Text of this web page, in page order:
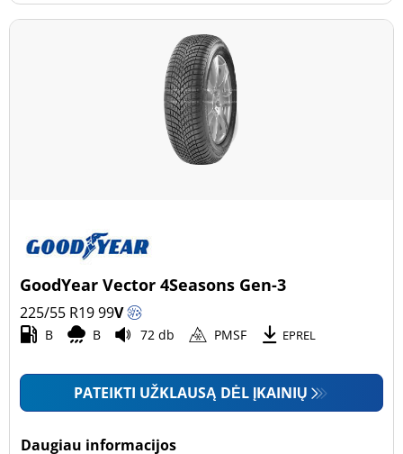
GoodYear Vector 4Seasons Gen-3
225/55 R1999V
B B 72 db PMSF EPREL
PATEIKTI UŽKLAUSĄ DĖL ĮKAINIŲ
Daugiau informacijos